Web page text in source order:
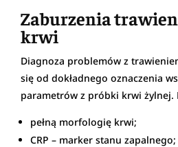
Zaburzenia
krwi
Diagnoza problemów z
się od dokładnego oznaczenia
parametrów z próbki krwi żylnej.
pełną morfologię krwi;
CRP – marker stanu zapalnego;